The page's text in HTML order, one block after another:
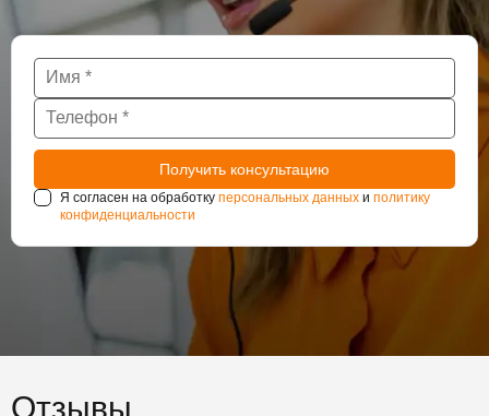
Я согласен на обработку персональных данных и политику
конфиденциальности
Отзывы